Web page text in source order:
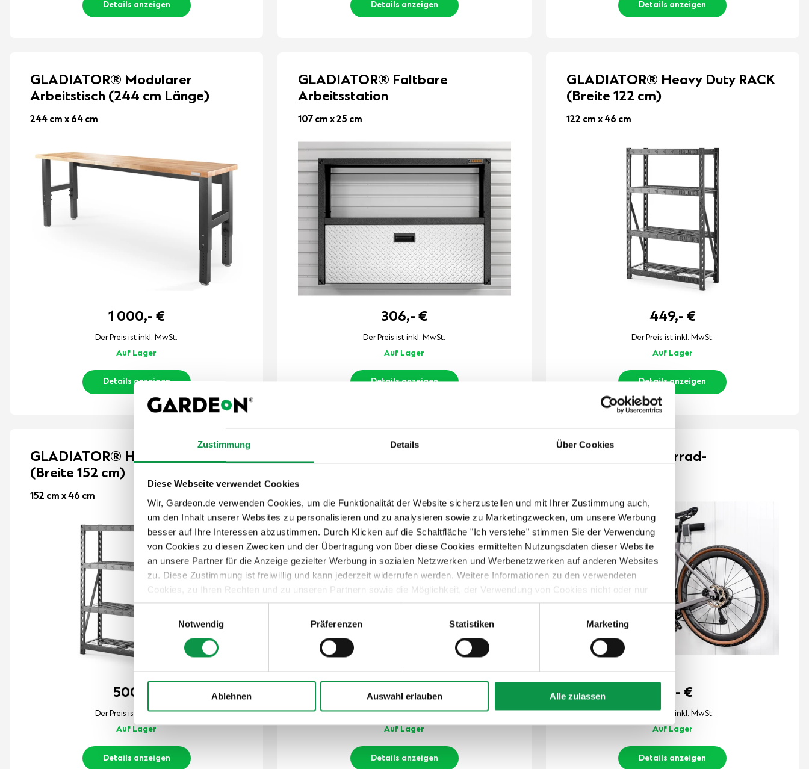
Zustimmung Details Über Cookies
Diese Webseite verwendet Cookies
Wir, Gardeon.de verwenden Cookies, um die Funktionalität der Website sicherzustellen und mit Ihrer Zustimmung auch,
um den Inhalt unserer Websites zu personalisieren und zu analysieren sowie zu Marketingzwecken, um unsere Werbung
besser auf Ihre Interessen abzustimmen. Durch Klicken auf die Schaltfläche "Ich verstehe" stimmen Sie der Verwendung
von Cookies zu diesen Zwecken und der Übertragung von über diese Cookies ermittelten Nutzungsdaten dieser Website
an unsere Partner für die Anzeige gezielter Werbung in sozialen Netzwerken und Werbenetzwerken auf anderen Websites
zu. Diese Zustimmung ist freiwillig und kann jederzeit widerrufen werden. Weitere Informationen zu den verwendeten
Cookies, zu Ihren Rechten und zu unseren Partnern sowie die Möglichkeit, der Verwendung von Cookies nicht oder nur
teilweise zuzustimmen, finden Sie unter dem Link „Detaillierte Einstellungen“.
Einwilligungsauswahl
Notwendig
Präferenzen Statistiken Marketing
Ablehnen Auswahl erlauben Alle zulassen
Details anzeigen Details anzeigen Details anzeigen
GLADIATOR® Modularer
Arbeitstisch (244 cm Länge)
244 cm x 64 cm
1 000,- €
Der Preis ist inkl. MwSt.
Auf Lager
Details anzeigen
GLADIATOR® Faltbare
Arbeitsstation
107 cm x 25 cm
306,-€
Der Preis ist inkl. MwSt.
Auf Lager
Details anzeigen
GLADIATOR® Heavy Duty RACK
(Breite 122 cm)
122 cm x 46 cm
449,- €
Der Preis ist inkl. MwSt.
Auf Lager
Details anzeigen
GLADIATOR® Heavy Duty RACK
(Breite 152 cm)
152 cm x 46 cm
500,-
Der Preis ist inkl. MwSt.
Auf Lager
Details anzeigen
GLADIATOR® Arbeitstisch
500,-€
Der Preis ist inkl. MwSt.
Auf Lager
Details anzeigen
GARDEON® Fahrrad-
114,-€
Der Preis ist inkl. MwSt.
Auf Lager
Details anzeigen